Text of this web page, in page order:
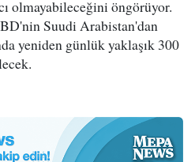
olmayabileceğini öngörüyor.
Suudi Arabistan'dan
yeniden günlük yaklaşık 300